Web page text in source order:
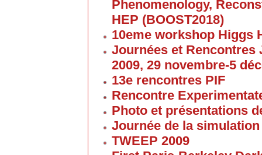
Phenomenology,
HEP (BOOST2018)
10eme workshop Higgs
Journées et Rencontres
2009, 29 novembre-5
13e rencontres PIF
Rencontre
Photo et présentations
Journée de la simulation
TWEEP 2009